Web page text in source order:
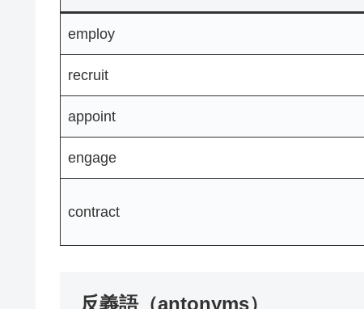
employ
recruit
appoint
engage
contract
反義語（antonyms）